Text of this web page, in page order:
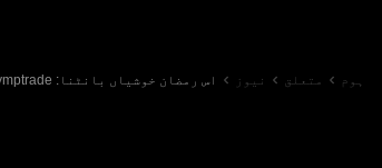
ہوم متعلق نیوز اس رمضان خوشیاں بانٹنا: Olymptrade کا انڈونیشیا میں چیریٹی گِیو اَوے